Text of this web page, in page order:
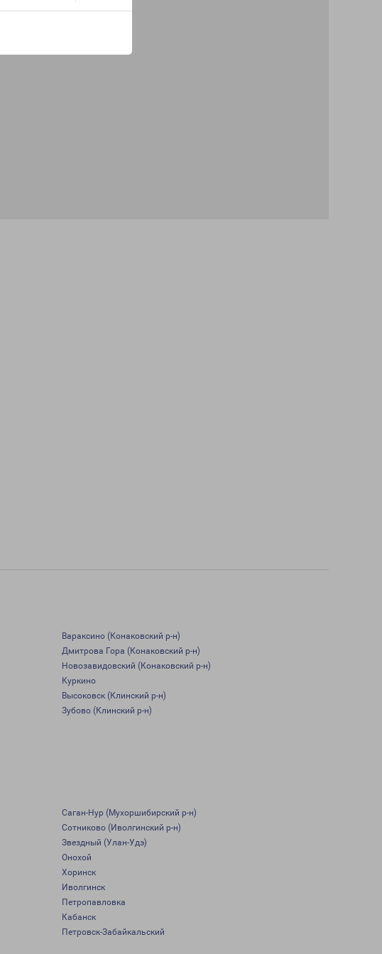
Вараксино (Конаковский р-н)
Дмитрова Гора (Конаковский р-н)
Новозавидовский (Конаковский р-н)
Куркино
Высоковск (Клинский р-н)
Зубово (Клинский р-н)
Саган-Нур (Мухоршибирский р-н)
Сотниково (Иволгинский р-н)
Звездный (Улан-Удэ)
Онохой
Хоринск
Иволгинск
Петропавловка
Кабанск
Петровск-Забайкальский